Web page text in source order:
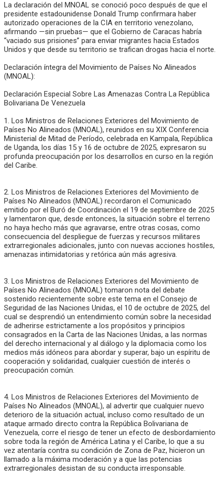
La declaración del MNOAL se conoció poco después de que el
presidente estadounidense Donald Trump confirmara haber
autorizado operaciones de la CIA en territorio venezolano,
afirmando —sin pruebas— que el Gobierno de Caracas habría
“vaciado sus prisiones” para enviar migrantes hacia Estados
Unidos y que desde su territorio se trafican drogas hacia el norte.
Declaración íntegra del Movimiento de Países No Alineados
(MNOAL):
Declaración Especial Sobre Las Amenazas Contra La República
Bolivariana De Venezuela
1. Los Ministros de Relaciones Exteriores del Movimiento de
Países No Alineados (MNOAL), reunidos en su XIX Conferencia
Ministerial de Mitad de Período, celebrada en Kampala, República
de Uganda, los días 15 y 16 de octubre de 2025, expresaron su
profunda preocupación por los desarrollos en curso en la región
del Caribe.
2. Los Ministros de Relaciones Exteriores del Movimiento de
Países No Alineados (MNOAL) recordaron el Comunicado
emitido por el Buró de Coordinación el 19 de septiembre de 2025
y lamentaron que, desde entonces, la situación sobre el terreno
no haya hecho más que agravarse, entre otras cosas, como
consecuencia del despliegue de fuerzas y recursos militares
extrarregionales adicionales, junto con nuevas acciones hostiles,
amenazas intimidatorias y retórica aún más agresiva.
3. Los Ministros de Relaciones Exteriores del Movimiento de
Países No Alineados (MNOAL) tomaron nota del debate
sostenido recientemente sobre este tema en el Consejo de
Seguridad de las Naciones Unidas, el 10 de octubre de 2025, del
cual se desprendió un entendimiento común sobre la necesidad
de adherirse estrictamente a los propósitos y principios
consagrados en la Carta de las Naciones Unidas, a las normas
del derecho internacional y al diálogo y la diplomacia como los
medios más idóneos para abordar y superar, bajo un espíritu de
cooperación y solidaridad, cualquier cuestión de interés o
preocupación común.
4. Los Ministros de Relaciones Exteriores del Movimiento de
Países No Alineados (MNOAL), al advertir que cualquier nuevo
deterioro de la situación actual, incluso como resultado de un
ataque armado directo contra la República Bolivariana de
Venezuela, corre el riesgo de tener un efecto de desbordamiento
sobre toda la región de América Latina y el Caribe, lo que a su
vez atentaría contra su condición de Zona de Paz, hicieron un
llamado a la máxima moderación y a que las potencias
extrarregionales desistan de su conducta irresponsable.